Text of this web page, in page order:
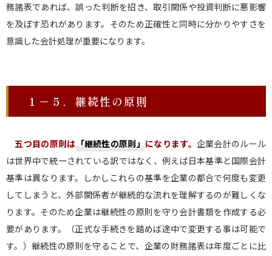
務諸表であれば、誤った判断を招き、取引関係や投資判断に悪影響
を及ぼす恐れがあります。そのため正確性と同時に分かりやすさを
意識した会計処理が重要になります。
１－５．継続性の原則
五つ目の原則は「継続性の原則」になります。 企業会計のルール
は世界中で統一されている訳ではなく、例えば日本基準と国際会計
基準は異なります。しかしこれらの基準を企業の都合で何度も変更
してしまうと、外部関係者が継続的な流れを理解するのが難しくな
ります。そのため企業は継続性の原則を守り会計書類を作成する必
要があります。（正式な手続きを踏めば途中で変更する事は可能で
す。）継続性の原則を守ることで、企業の財務諸表は年度ごとに比